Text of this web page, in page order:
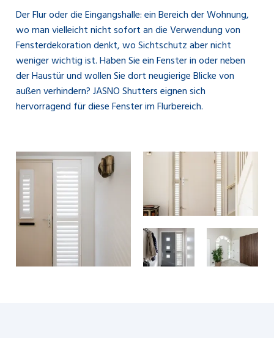
Der Flur oder die Eingangshalle: ein Bereich der Wohnung,
wo man vielleicht nicht sofort an die Verwendung von
Fensterdekoration denkt, wo Sichtschutz aber nicht
weniger wichtig ist. Haben Sie ein Fenster in oder neben
der Haustür und wollen Sie dort neugierige Blicke von
außen verhindern? JASNO Shutters eignen sich
hervorragend für diese Fenster im Flurbereich.